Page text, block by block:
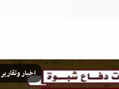
اخبار وتقارير